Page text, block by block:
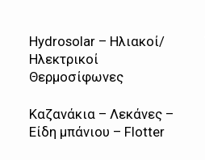
Hydrosolar – Ηλιακοί/
Ηλεκτρικοί
Θερμοσίφωνες
Καζανάκια – Λεκάνες –
Είδη μπάνιου – Flotter